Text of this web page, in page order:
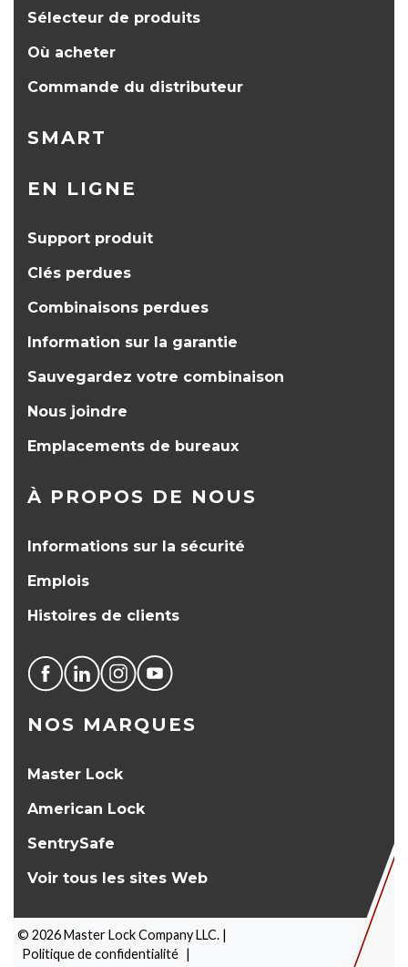
Sélecteur de produits
Où acheter
Commande du distributeur
SMART
EN LIGNE
Support produit
Clés perdues
Combinaisons perdues
Information sur la garantie
Sauvegardez votre combinaison
Nous joindre
Emplacements de bureaux
À PROPOS DE NOUS
Informations sur la sécurité
Emplois
Histoires de clients
NOS MARQUES
Master Lock
American Lock
SentrySafe
Voir tous les sites Web
© 2026Master Lock Company LLC. |
Politique de confidentialité |